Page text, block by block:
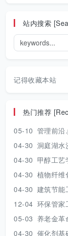
站内搜索
记得收藏本站
热门推荐
05-10 管理前沿
04-30 洞庭湖水沙
04-30 甲醇工
04-30 植物纤
04-30 建筑节能
12-04 环保管家
05-03 养老金
04-30 催化剂基础